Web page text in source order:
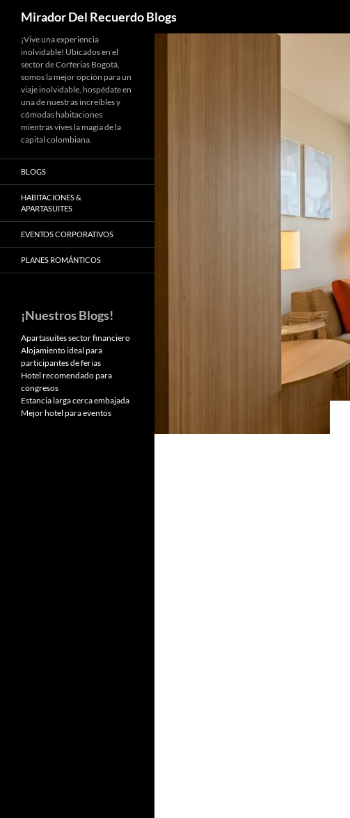
Saltar
contenido
Mirador Del Recuerdo Blogs
¡Vive una experiencia
inolvidable! Ubicados en el
sector de Corferias Bogotá,
somos la mejor opción para un
viaje inolvidable, hospédate en
una de nuestras increíbles y
cómodas habitaciones
mientras vives la magia de la
capital colombiana.
BLOGS
HABITACIONES &
APARTASUITES
EVENTOS CORPORATIVOS
PLANES ROMÁNTICOS
¡Nuestros Blogs!
Apartasuites sector financiero
Alojamiento ideal para
participantes de ferias
Hotel recomendado para
congresos
Estancia larga cerca embajada
Mejor hotel para eventos